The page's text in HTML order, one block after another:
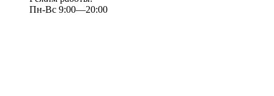
Пн-Вс 9:00—20:00